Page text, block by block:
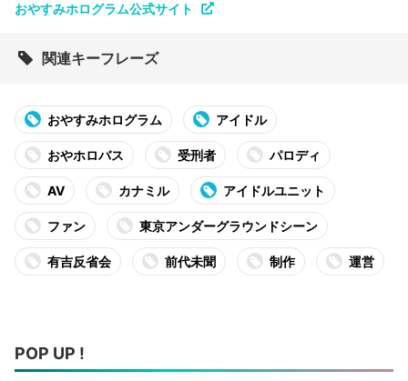
おやすみホログラム公式サイト
関連キーフレーズ
おやすみホログラム アイドル
おやホロバス 受刑者 パロディ
AV カナミル アイドルユニット
ファン 東京アンダーグラウンドシーン
有吉反省会 前代未聞 制作 運営
POP UP !